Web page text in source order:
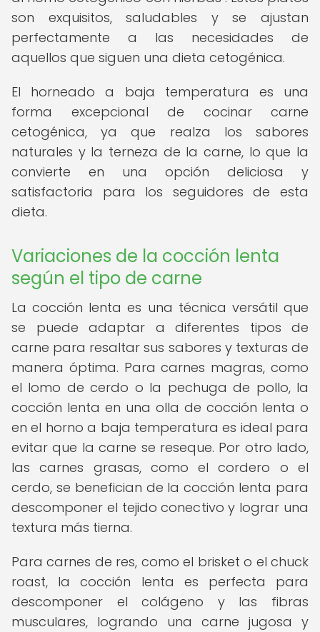
son exquisitos, saludables y se ajustan
perfectamente a las necesidades de
aquellos que siguen una dieta cetogénica.
El horneado a baja temperatura es una
forma excepcional de cocinar carne
cetogénica, ya que realza los sabores
naturales y la terneza de la carne, lo que la
convierte en una opción deliciosa y
satisfactoria para los seguidores de esta
dieta.
Variaciones de la cocción lenta
según el tipo de carne
La cocción lenta es una técnica versátil que
se puede adaptar a diferentes tipos de
carne para resaltar sus sabores y texturas de
manera óptima. Para carnes magras, como
el lomo de cerdo o la pechuga de pollo, la
cocción lenta en una olla de cocción lenta o
en el horno a baja temperatura es ideal para
evitar que la carne se reseque. Por otro lado,
las carnes grasas, como el cordero o el
cerdo, se benefician de la cocción lenta para
descomponer el tejido conectivo y lograr una
textura más tierna.
Para carnes de res, como el brisket o el chuck
roast, la cocción lenta es perfecta para
descomponer el colágeno y las fibras
musculares, logrando una carne jugosa y